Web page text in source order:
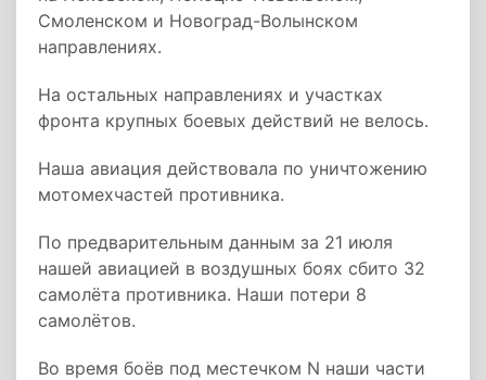
Смоленском и Новоград-Волынском
направлениях.
На остальных направлениях и участках
фронта крупных боевых действий не велось.
Наша авиация действовала по уничтожению
мотомехчастей противника.
По предварительным данным за 21 июля
нашей авиацией в воздушных боях сбито 32
самолёта противника. Наши потери 8
самолётов.
Во время боёв под местечком N наши части